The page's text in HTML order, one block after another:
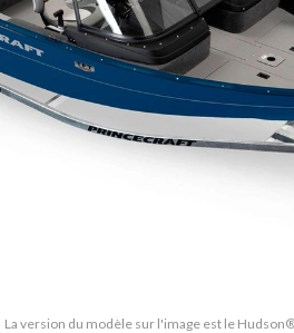
La version du modèle sur l'image est le